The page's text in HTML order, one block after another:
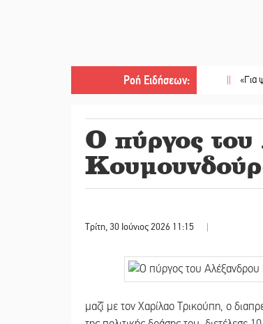
Ροή Ειδήσεων: «Για
Ο πύργος
Τρίτη, 30 Ιούνιος 2026 11:15 |
μαζί με τον Χαρίλαο Τρικούπη, ο